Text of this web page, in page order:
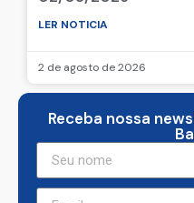
LER NOTICIA
2 de agosto de 2026
Receba nossa